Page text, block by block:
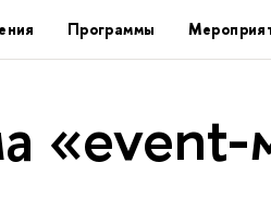
Программы